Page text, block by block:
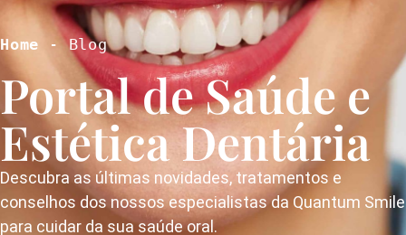
Home - Blog
Portal de Saúde e
Estética Dentária
Descubra as últimas novidades, tratamentos e
conselhos dos nossos especialistas da Quantum Smile
para cuidar da sua saúde oral.